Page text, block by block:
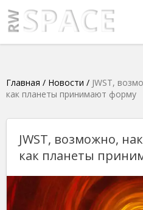
Главная / Новости / JWST,
как планеты принимают форму
JWST, возможно,
как планеты